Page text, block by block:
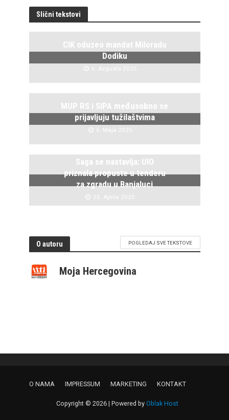
Slični tekstovi
CIK oduzeo mandat Miloradu
Dodiku
6. Avgusta 2025.
MUP RS i SIPA međusobno se
prijavljuju tužilaštvima
6. Maja 2025.
Saga se nastavlja: UIO
priznala propuste u tenderu
za zgradu u Banjaluci
25. Aprila 2025.
O autoru POGLEDAJ SVE TEKSTOVE
Moja Hercegovina
O NAMA IMPRESSUM MARKETING KONTAKT
Copyright © 2026 | Powered by Oblak Host